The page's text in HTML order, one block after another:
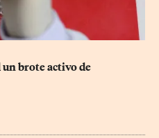
un brote activo de